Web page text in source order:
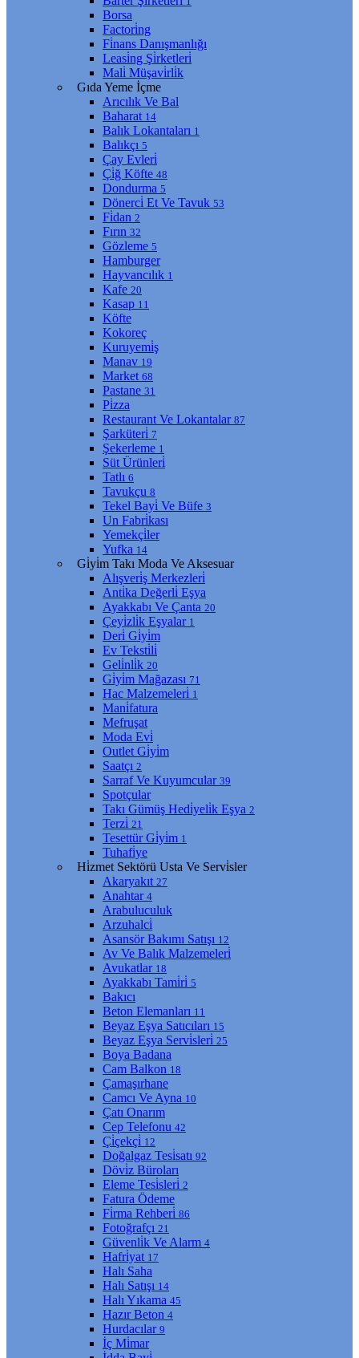
Borsa
Factori̇ng
Fi̇nans Danışmanlığı
Leasi̇ng Şi̇rketleri̇
Mali̇ Müşavi̇rli̇k
Gıda Yeme İçme
Arıcılık Ve Bal
Baharat 14
Balık Lokantaları 1
Balıkçı 5
Çay Evleri̇
Çi̇ğ Köfte 48
Dondurma 5
Dönerci̇ Et Ve Tavuk 53
Fi̇dan 2
Fırın 32
Gözleme 5
Hamburger
Hayvancılık 1
Kafe 20
Kasap 11
Köfte
Kokoreç
Kuruyemi̇ş
Manav 19
Market 68
Pastane 31
Pi̇zza
Restaurant Ve Lokantalar 87
Şarküteri̇ 7
Şekerleme 1
Süt Ürünleri̇
Tatlı 6
Tavukçu 8
Tekel Bayi̇ Ve Büfe 3
Un Fabri̇kası
Yemekçi̇ler
Yufka 14
Gi̇yi̇m Takı Moda Ve Aksesuar
Alışveri̇ş Merkezleri̇
Anti̇ka Değerli̇ Eşya
Ayakkabı Ve Çanta 20
Çeyi̇zli̇k Eşyalar 1
Deri̇ Gi̇yi̇m
Ev Teksti̇li̇
Geli̇nli̇k 20
Gi̇yi̇m Mağazası 71
Hac Malzemeleri̇ 1
Mani̇fatura
Mefruşat
Moda Evi̇
Outlet Gi̇yi̇m
Saatçı 2
Sarraf Ve Kuyumcular 39
Spotçular
Takı Gümüş Hedi̇yeli̇k Eşya 2
Terzi̇ 21
Tesettür Gi̇yi̇m 1
Tuhafi̇ye
Hi̇zmet Sektörü Usta Ve Servi̇sler
Akaryakıt 27
Anahtar 4
Arabuluculuk
Arzuhalci̇
Asansör Bakımı Satışı 12
Av Ve Balık Malzemeleri̇
Avukatlar 18
Ayakkabı Tami̇ri̇ 5
Bakıcı
Beton Elemanları 11
Beyaz Eşya Satıcıları 15
Beyaz Eşya Servi̇sleri̇ 25
Boya Badana
Cam Balkon 18
Çamaşırhane
Camcı Ve Ayna 10
Çatı Onarım
Cep Telefonu 42
Çi̇çekçi̇ 12
Doğalgaz Tesi̇satı 92
Dövi̇z Büroları
Eleme Tesi̇sleri̇ 2
Fatura Ödeme
Fi̇rma Rehberi̇ 86
Fotoğrafçı 21
Güvenli̇k Ve Alarm 4
Hafri̇yat 17
Halı Saha
Halı Satışı 14
Halı Yıkama 45
Hazır Beton 4
Hurdacılar 9
İç Mi̇mar